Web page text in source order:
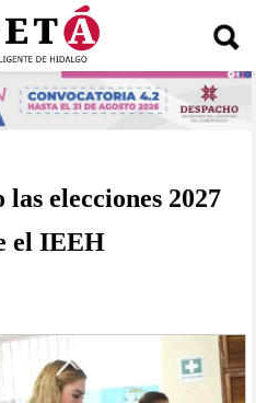
elecciones 2027
el IEEH